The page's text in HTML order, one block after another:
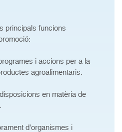
principals funcions
i accions per a la
agroalimentaris.
en matèria de
d'organismes i